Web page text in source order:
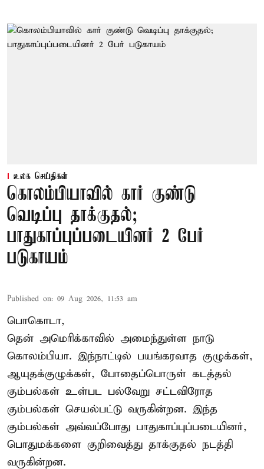
உலக செய்திகள்
கொலம்பியாவில் கார் குண்டு
வெடிப்பு தாக்குதல்;
பாதுகாப்புப்படையினர் 2 பேர்
படுகாயம்
Published on: 09 Aug 2026, 11:53 am
பொகொடா,
தென் அமெரிக்காவில் அமைந்துள்ள நாடு
கொலம்பியா. இந்நாட்டில் பயங்கரவாத குழுக்கள்,
ஆயுதக்குழுக்கள், போதைப்பொருள் கடத்தல்
கும்பல்கள் உள்பட பல்வேறு சட்டவிரோத
கும்பல்கள் செயல்பட்டு வருகின்றன. இந்த
கும்பல்கள் அவ்வப்போது பாதுகாப்புப்படையினர்,
பொதுமக்களை குறிவைத்து தாக்குதல் நடத்தி
வருகின்றன.